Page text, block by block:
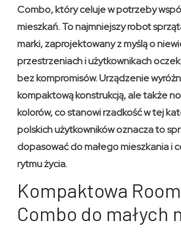
Combo, który celuje w potrzeby
mieszkań. To najmniejszy robot
marki, zaprojektowany z myślą o
przestrzeniach i użytkownikach
bez kompromisów. Urządzenie
kompaktową konstrukcją, ale także
kolorów, co stanowi rzadkość w tej
polskich użytkowników oznacza to
dopasować do małego mieszkania i
rytmu życia.
Kompaktowa
Combo do małych